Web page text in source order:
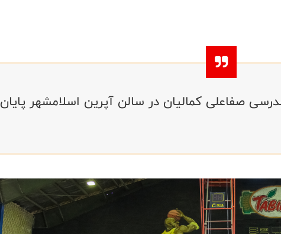
صفاعلی کمالیان در سالن آپرین اسلامشهر پایان